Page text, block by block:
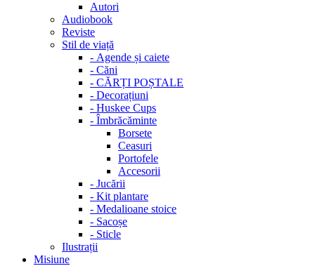
Autori
Audiobook
Reviste
Stil de viață
- Agende și caiete
- Căni
- CĂRȚI POȘTALE
- Decorațiuni
- Huskee Cups
- Îmbrăcăminte
Borsete
Ceasuri
Portofele
Accesorii
- Jucării
- Kit plantare
- Medalioane stoice
- Sacoșe
- Sticle
Ilustrații
Misiune